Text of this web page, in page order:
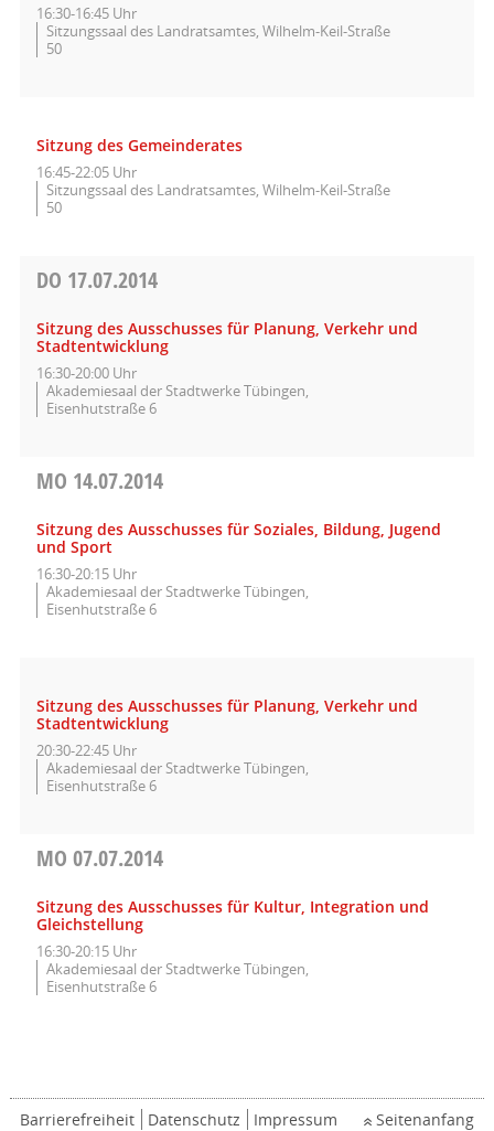
16:30-16:45 Uhr
Sitzungssaal des Landratsamtes, Wilhelm-Keil-Straße
50
Sitzung des Gemeinderates
16:45-22:05 Uhr
Sitzungssaal des Landratsamtes, Wilhelm-Keil-Straße
50
DO 17.07.2014
Sitzung des Ausschusses für Planung, Verkehr und
Stadtentwicklung
16:30-20:00 Uhr
Akademiesaal der Stadtwerke Tübingen,
Eisenhutstraße 6
MO 14.07.2014
Sitzung des Ausschusses für Soziales, Bildung, Jugend
und Sport
16:30-20:15 Uhr
Akademiesaal der Stadtwerke Tübingen,
Eisenhutstraße 6
Sitzung des Ausschusses für Planung, Verkehr und
Stadtentwicklung
20:30-22:45 Uhr
Akademiesaal der Stadtwerke Tübingen,
Eisenhutstraße 6
MO 07.07.2014
Sitzung des Ausschusses für Kultur, Integration und
Gleichstellung
16:30-20:15 Uhr
Akademiesaal der Stadtwerke Tübingen,
Eisenhutstraße 6
Barrierefreiheit Datenschutz Impressum Seitenanfang